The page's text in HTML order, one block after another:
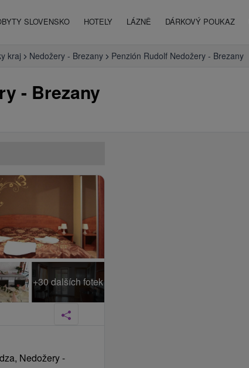
SLOVENSKO HOTELY LÁZNĚ DÁRKOVÝ POUKAZ
kraj Nedožery - Brezany Penzión Rudolf Nedožery - Brezany
- Brezany
+30 dalších fotek
Nedožery -